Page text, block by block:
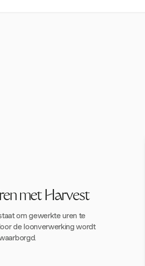
met Harvest
om gewerkte uren te
de loonverwerking wordt